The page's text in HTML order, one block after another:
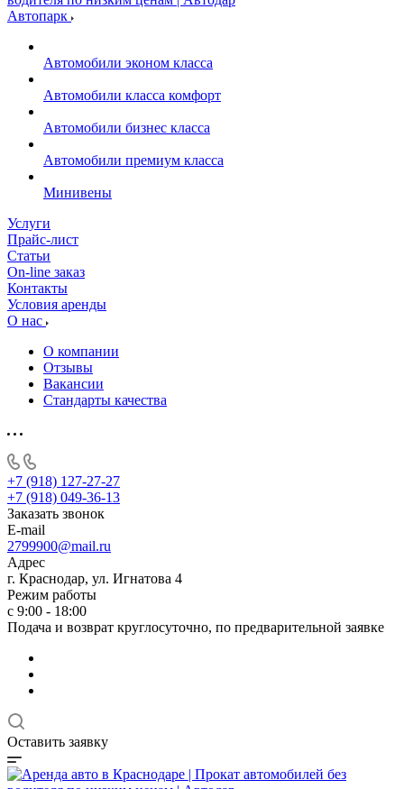
Автопарк
Автомобили эконом класса
Автомобили класса комфорт
Автомобили бизнес класса
Автомобили премиум класса
Минивены
Услуги
Прайс-лист
Статьи
On-line заказ
Контакты
Условия аренды
О нас
О компании
Отзывы
Вакансии
Стандарты качества
+7 (918) 127-27-27
+7 (918) 049-36-13
Заказать звонок
E-mail
2799900@mail.ru
Адрес
г. Краснодар, ул. Игнатова 4
Режим работы
с 9:00 - 18:00
Подача и возврат круглосуточно, по предварительной заявке
Оставить заявку